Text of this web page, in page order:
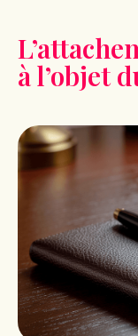
à l’objet